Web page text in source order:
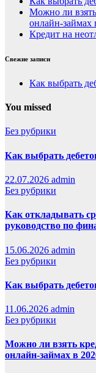
Можно ли
онлайн-займах
Кредит на
Свежие записи
Как выбрать
You missed
Без рубрики
Как выбрать
22.07.2026 admin
Без рубрики
Как откладывать
руководство по
15.06.2026 admin
Без рубрики
Как выбрать
11.06.2026 admin
Без рубрики
Можно ли взять
онлайн-займах в